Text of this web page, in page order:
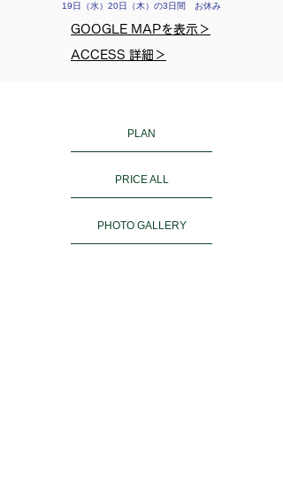
19日（水）20日（木）の3日間 お休み
GOOGLE MAPを表示＞
ACCESS 詳細＞
PLAN
PRICE ALL
PHOTO GALLERY